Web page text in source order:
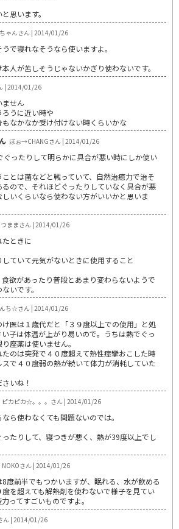
思います。
ゃんさん | 2014/01/26
で寝れなそうなら使いますよ。
人が苦しそうじゃないかぎり使わないです。
| 2014/01/26
せん
うに近い時や
なかなか受け付けない時くらいかな
ぼぉ→CHANGさん | 2014/01/26
ぐったりして明らかに具合が悪い時にしか使い
とは菌などと戦っていて、自然治癒力で治そ
るので、それほどぐったりしていなく具合が悪
しいくらいなら使わない方がいいかと思いま
つままさん | 2014/01/26
ときに
ていて元気がないときに使用すること
食欲があったり普段とあまり変わらないようで
いです。
ち☆さん | 2014/01/26
け医は１歳代だと「３９度以上での使用」と処
子は体温が上がり易いので。うちは熱でぐっ
座薬は使いません。
たのは突発で４０度超えて熱性痙攣おこした時
スで４０度弱の熱が続いて体力が消耗していた
いね！
ピカピカ☆。。。さん | 2014/01/26
ら使わなくても問題ないのでは。
たりして、寝つきが悪く、熱が39度以上でし
NOKOさん | 2014/01/26
度前半でもつかいますが、眠れる、水が飲める
度を超えても解熱剤を使わないで様子を見てい
ってすごいものですよ。
ん | 2014/01/26